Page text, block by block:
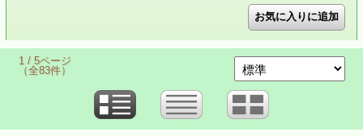
1 / 5ページ
（全83件）